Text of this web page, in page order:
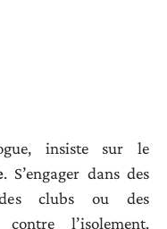
insiste sur le
. S’engager dans des
des clubs ou des
l’isolement.